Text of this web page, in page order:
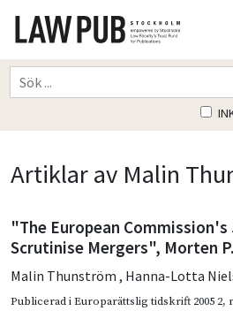
Artiklar av Malin
"The European
Scrutinise Mergers", Morten
Malin Thunström , Hanna-Lotta
Publicerad iEuroparättslig tidskrift 2005 2,